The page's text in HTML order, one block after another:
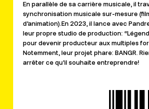
En parallèle de sa carrière musicale, il
synchronisation musicale sur-mesure
d’animation).En 2023, il lance avec
leur propre studio de production:
pour devenir producteur aux multiples
Notemment, leur projet phare: BANGR.
arrêter ce qu’il souhaite entreprendre!